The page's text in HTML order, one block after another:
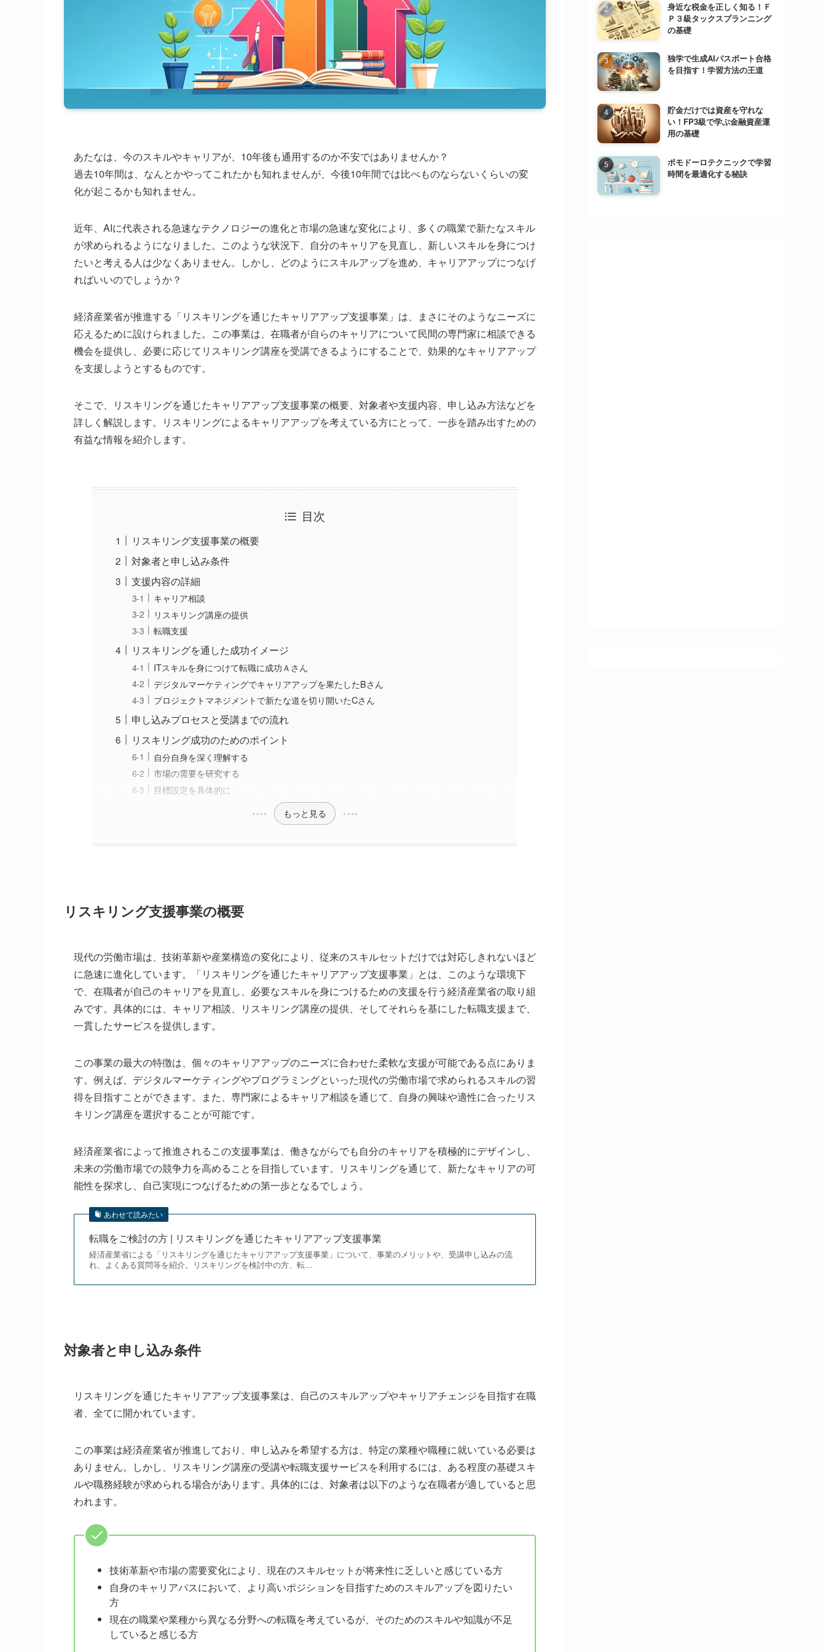
あたなは、今のスキルやキャリアが、10年後も通用するのか不安ではありませんか？
過去10年間は、なんとかやってこれたかも知れませんが、今後10年間では比べものならないくらいの変
化が起こるかも知れません。
近年、AIに代表される急速なテクノロジーの進化と市場の急速な変化により、多くの職業で新たなスキル
が求められるようになりました。このような状況下、自分のキャリアを見直し、新しいスキルを身につけ
たいと考える人は少なくありません。しかし、どのようにスキルアップを進め、キャリアアップにつなげ
ればいいのでしょうか？
経済産業省が推進する「リスキリングを通じたキャリアアップ支援事業」は、まさにそのようなニーズに
応えるために設けられました。この事業は、在職者が自らのキャリアについて民間の専門家に相談できる
機会を提供し、必要に応じてリスキリング講座を受講できるようにすることで、効果的なキャリアアップ
を支援しようとするものです。
そこで、リスキリングを通じたキャリアアップ支援事業の概要、対象者や支援内容、申し込み方法などを
詳しく解説します。リスキリングによるキャリアアップを考えている方にとって、一歩を踏み出すための
有益な情報を紹介します。
目次
リスキリング支援事業の概要
対象者と申し込み条件
支援内容の詳細
キャリア相談
リスキリング講座の提供
転職支援
リスキリングを通した成功イメージ
ITスキルを身につけて転職に成功Ａさん
デジタルマーケティングでキャリアアップを果たしたBさん
プロジェクトマネジメントで新たな道を切り開いたCさん
申し込みプロセスと受講までの流れ
リスキリング成功のためのポイント
自分自身を深く理解する
市場の需要を研究する
目標設定を具体的に
もっと見る
リスキリング支援事業の概要
現代の労働市場は、技術革新や産業構造の変化により、従来のスキルセットだけでは対応しきれないほど
に急速に進化しています。「リスキリングを通じたキャリアアップ支援事業」とは、このような環境下
で、在職者が自己のキャリアを見直し、必要なスキルを身につけるための支援を行う経済産業省の取り組
みです。具体的には、キャリア相談、リスキリング講座の提供、そしてそれらを基にした転職支援まで、
一貫したサービスを提供します。
この事業の最大の特徴は、個々のキャリアアップのニーズに合わせた柔軟な支援が可能である点にありま
す。例えば、デジタルマーケティングやプログラミングといった現代の労働市場で求められるスキルの習
得を目指すことができます。また、専門家によるキャリア相談を通じて、自身の興味や適性に合ったリス
キリング講座を選択することが可能です。
経済産業省によって推進されるこの支援事業は、働きながらでも自分のキャリアを積極的にデザインし、
未来の労働市場での競争力を高めることを目指しています。リスキリングを通じて、新たなキャリアの可
能性を探求し、自己実現につなげるための第一歩となるでしょう。
あわせて読みたい
転職をご検討の方 | リスキリングを通じたキャリアアップ支援事業
経済産業省による「リスキリングを通じたキャリアアップ支援事業」について、事業のメリットや、受講申し込みの流
れ、よくある質問等を紹介。リスキリングを検討中の方、転…
対象者と申し込み条件
リスキリングを通じたキャリアアップ支援事業は、自己のスキルアップやキャリアチェンジを目指す在職
者、全てに開かれています。
この事業は経済産業省が推進しており、申し込みを希望する方は、特定の業種や職種に就いている必要は
ありません。しかし、リスキリング講座の受講や転職支援サービスを利用するには、ある程度の基礎スキ
ルや職務経験が求められる場合があります。具体的には、対象者は以下のような在職者が適していると思
われます。
技術革新や市場の需要変化により、現在のスキルセットが将来性に乏しいと感じている方
自身のキャリアパスにおいて、より高いポジションを目指すためのスキルアップを図りたい
方
現在の職業や業種から異なる分野への転職を考えているが、そのためのスキルや知識が不足
していると感じる方
身近な税金を正しく知る！Ｆ
Ｐ３級タックスプランニング
の基礎
独学で生成AIパスポート合格
を目指す！学習方法の王道
貯金だけでは資産を守れな
い！FP3級で学ぶ金融資産運
用の基礎
ポモドーロテクニックで学習
時間を最適化する秘訣